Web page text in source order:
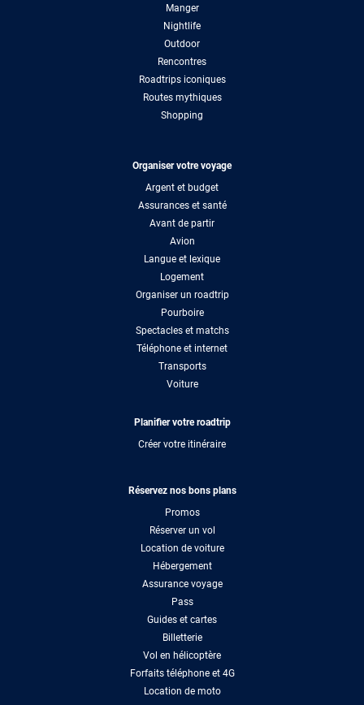
Manger
Nightlife
Outdoor
Rencontres
Roadtrips iconiques
Routes mythiques
Shopping
Organiser votre voyage
Argent et budget
Assurances et santé
Avant de partir
Avion
Langue et lexique
Logement
Organiser un roadtrip
Pourboire
Spectacles et matchs
Téléphone et internet
Transports
Voiture
Planifier votre roadtrip
Créer votre itinéraire
Réservez nos bons plans
Promos
Réserver un vol
Location de voiture
Hébergement
Assurance voyage
Pass
Guides et cartes
Billetterie
Vol en hélicoptère
Forfaits téléphone et 4G
Location de moto